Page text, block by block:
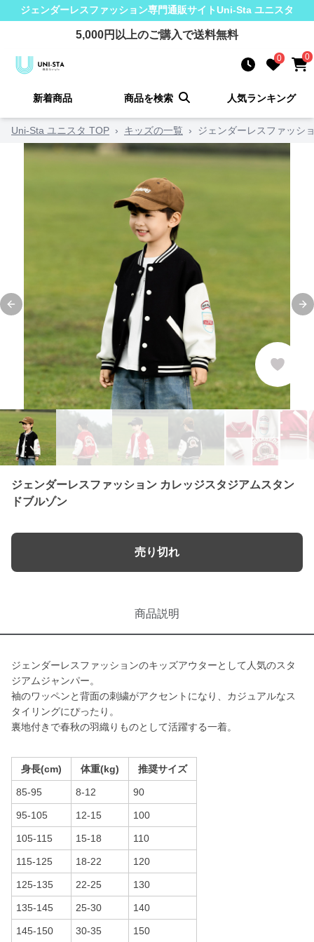
ジェンダーレスファッション専門通販サイトUni-Sta ユニスタ
5,000円以上のご購入で送料無料
0 0
新着商品 商品を検索 人気ランキング
Uni-Sta ユニスタ TOP › キッズの一覧 › ジェンダーレスファッシ
Previous slide
ジェンダーレスファッション カレッジスタジアムスタン
ドブルゾン
売り切れ
商品説明
ジェンダーレスファッションのキッズアウターとして人気のスタ
ジアムジャンパー。
袖のワッペンと背面の刺繍がアクセントになり、カジュアルなス
タイリングにぴったり。
裏地付きで春秋の羽織りものとして活躍する一着。
身長(cm) 体重(kg) 推奨サイズ
85-95 8-12 90
95-105 12-15 100
105-115 15-18 110
115-125 18-22 120
125-135 22-25 130
135-145 25-30 140
145-150 30-35 150